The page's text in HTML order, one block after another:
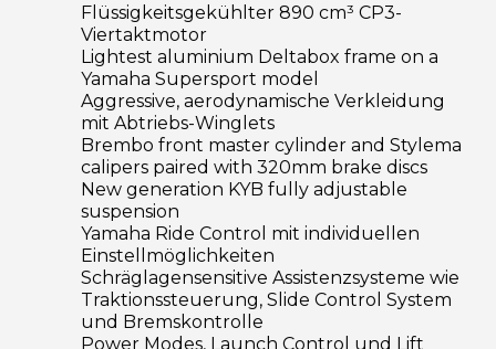
Flüssigkeitsgekühlter 890 cm³ CP3-
Viertaktmotor
Lightest aluminium Deltabox frame on a
Yamaha Supersport model
Aggressive, aerodynamische Verkleidung
mit Abtriebs-Winglets
Brembo front master cylinder and Stylema
calipers paired with 320mm brake discs
New generation KYB fully adjustable
suspension
Yamaha Ride Control mit individuellen
Einstellmöglichkeiten
Schräglagensensitive Assistenzsysteme wie
Traktionssteuerung, Slide Control System
und Bremskontrolle
Power Modes, Launch Control und Lift